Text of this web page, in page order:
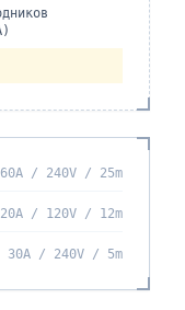
60A / 240V / 25m
20A / 120V / 12m
30A / 240V / 5m